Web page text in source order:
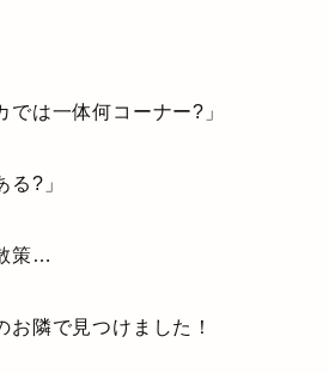
では一体何コーナー?」
る?」
策…
隣で見つけました！